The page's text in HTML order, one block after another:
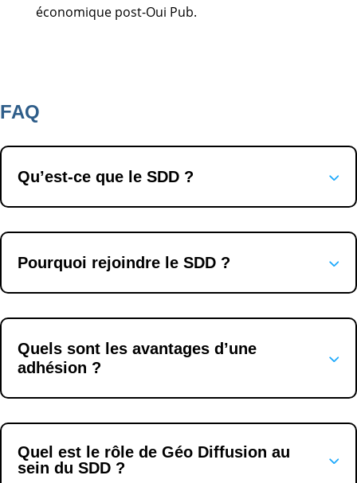
économique post-Oui Pub.
FAQ
Qu’est-ce que le SDD ?
Pourquoi rejoindre le SDD ?
Quels sont les avantages d’une
adhésion ?
Quel est le rôle de Géo Diffusion au
sein du SDD ?